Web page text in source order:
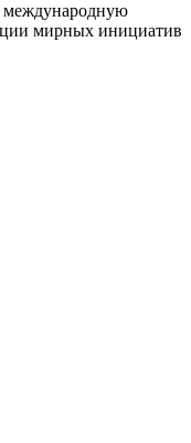
международную
мирных инициатив